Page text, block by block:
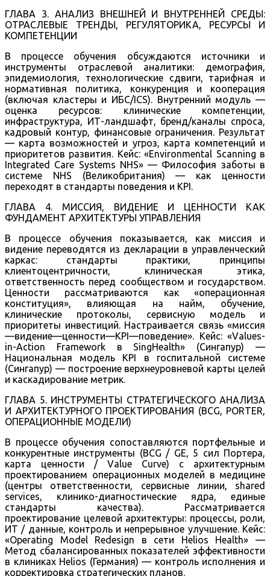
ГЛАВА 3. АНАЛИЗ ВНЕШНЕЙ И ВНУТРЕННЕЙ СРЕДЫ:
ОТРАСЛЕВЫЕ ТРЕНДЫ, РЕГУЛЯТОРИКА, РЕСУРСЫ И
КОМПЕТЕНЦИИ
В процессе обучения обсуждаются источники и
инструменты отраслевой аналитики: демография,
эпидемиология, технологические сдвиги, тарифная и
нормативная политика, конкуренция и кооперация
(включая кластеры и ИБС/ICS). Внутренний модуль —
оценка ресурсов: клинические компетенции,
инфраструктура, ИТ-ландшафт, бренд/каналы спроса,
кадровый контур, финансовые ограничения. Результат
— карта возможностей и угроз, карта компетенций и
приоритетов развития. Кейс: «Environmental Scanning в
Integrated Care Systems NHS» — Философия заботы в
системе NHS (Великобритания) — как ценности
переходят в стандарты поведения и KPI.
ГЛАВА 4. МИССИЯ, ВИДЕНИЕ И ЦЕННОСТИ КАК
ФУНДАМЕНТ АРХИТЕКТУРЫ УПРАВЛЕНИЯ
В процессе обучения показывается, как миссия и
видение переводятся из декларации в управленческий
каркас: стандарты практики, принципы
клиентоцентричности, клиническая этика,
ответственность перед сообществом и государством.
Ценности рассматриваются как «операционная
конституция», влияющая на найм, обучение,
клинические протоколы, сервисную модель и
приоритеты инвестиций. Настраивается связь «миссия
—видение—ценности—KPI—поведение». Кейс: «Values-
in-Action Framework в SingHealth» (Сингапур) —
Национальная модель KPI в госпитальной системе
(Сингапур) — построение верхнеуровневой карты целей
и каскадирование метрик.
ГЛАВА 5. ИНСТРУМЕНТЫ СТРАТЕГИЧЕСКОГО АНАЛИЗА
И АРХИТЕКТУРНОГО ПРОЕКТИРОВАНИЯ (BCG, PORTER,
ОПЕРАЦИОННЫЕ МОДЕЛИ)
В процессе обучения сопоставляются портфельные и
конкурентные инструменты (BCG / GE, 5 сил Портера,
карта ценности / Value Curve) с архитектурным
проектированием операционных моделей в медицине
(центры ответственности, сервисные линии, shared
services, клинико-диагностические ядра, единые
стандарты качества). Рассматривается
проектирование целевой архитектуры: процессы, роли,
ИТ / данные, контроль и непрерывное улучшение. Кейс:
«Operating Model Redesign в сети Helios Health» —
Метод сбалансированных показателей эффективности
в клиниках Helios (Германия) — контроль исполнения и
корректировка стратегических планов.